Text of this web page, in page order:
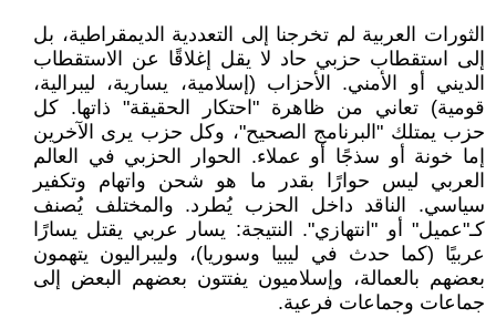
الثورات العربية لم تخرجنا إلى التعددية الديمقراطية، بل
إلى استقطاب حزبي حاد لا يقل إغلاقًا عن الاستقطاب
الديني أو الأمني. الأحزاب (إسلامية، يسارية، ليبرالية،
قومية) تعاني من ظاهرة "احتكار الحقيقة" ذاتها. كل
حزب يمتلك "البرنامج الصحيح"، وكل حزب يرى الآخرين
إما خونة أو سذجًا أو عملاء. الحوار الحزبي في العالم
العربي ليس حوارًا بقدر ما هو شحن واتهام وتكفير
سياسي. الناقد داخل الحزب يُطرد. والمختلف يُصنف
كـ"عميل" أو "انتهازي". النتيجة: يسار عربي يقتل يسارًا
عربيًا (كما حدث في ليبيا وسوريا)، وليبراليون يتهمون
بعضهم بالعمالة، وإسلاميون يفتتون بعضهم البعض إلى
جماعات وجماعات فرعية.